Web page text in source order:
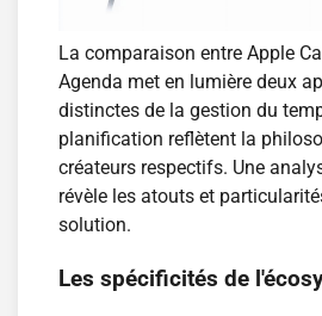
La comparaison entre Apple
Agenda met en lumière deux
distinctes de la gestion du
planification reflètent la
créateurs respectifs. Une
révèle les atouts et
solution.
Les spécificités de